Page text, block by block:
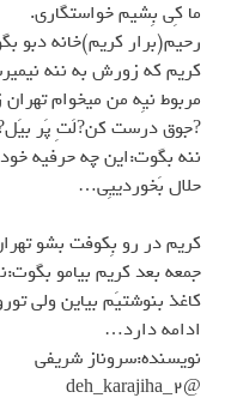
ما كِي بِشيم خواستگاري.
رحيم(برار كريم)خانه دبو
كريم كه زورش به ننه
مربوط نيِه من ميخوام
?جوق درست كن?لَتِ پَر
ننه بگوت:اين چه حرفيه
حلال بَخوردييِي…
كريم در رو بِكوفت بشو
جمعه بعد كريم بيامو
كاغذ بنوشتيَم بياين ولي
ادامه دارد…
نويسنده:سروناز شريفي
@deh_karajiha_2